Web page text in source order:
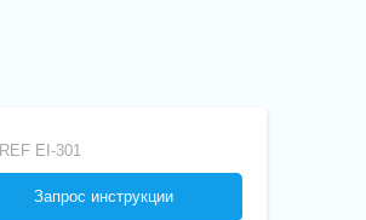
REF EI-301
Запрос инструкции